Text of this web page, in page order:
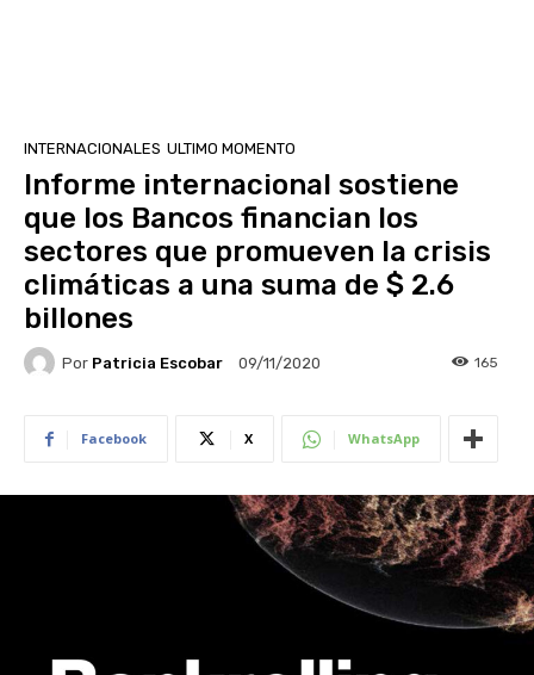
INTERNACIONALES ULTIMO MOMENTO
Informe internacional sostiene
que los Bancos financian los
sectores que promueven la crisis
climáticas a una suma de $ 2.6
billones
Por Patricia Escobar 09/11/2020 165
Facebook X WhatsApp